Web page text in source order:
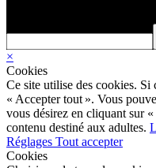
×
Cookies
Ce site utilise des cookies.
« Accepter tout ». Vous
vous désirez en cliquant sur
contenu destiné aux adultes.
Réglages Tout accepter
Cookies